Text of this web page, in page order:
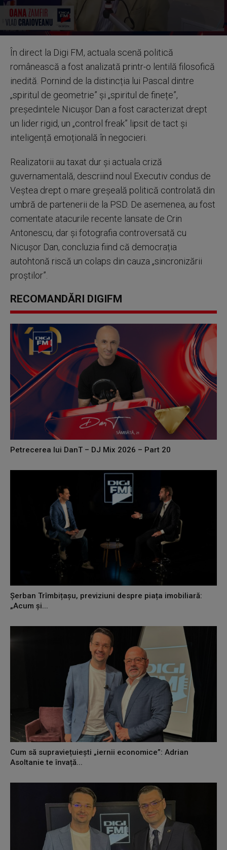
seconds
minutes,
În direct la Digi FM, actuala scenă politică
românească a fost analizată printr-o lentilă filosofică
inedită. Pornind de la distincția lui Pascal dintre
„spiritul de geometrie” și „spiritul de finețe”,
președintele Nicușor Dan a fost caracterizat drept
un lider rigid, un „control freak” lipsit de tact și
inteligență emoțională în negocieri.
Realizatorii au taxat dur și actuala criză
guvernamentală, descriind noul Executiv condus de
Veștea drept o mare greșeală politică controlată din
umbră de partenerii de la PSD. De asemenea, au fost
comentate atacurile recente lansate de Crin
Antonescu, dar și fotografia controversată cu
Nicușor Dan, concluzia fiind că democrația
autohtonă riscă un colaps din cauza „sincronizării
proștilor”.
RECOMANDĂRI DIGIFM
Petrecerea lui DanT – DJ Mix 2026 – Part 20
Șerban Trîmbițașu, previziuni despre piața imobiliară:
„Acum și...
Cum să supraviețuiești „iernii economice”: Adrian
Asoltanie te învață...